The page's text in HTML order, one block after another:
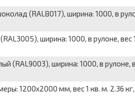
(RAL8017), ширина: 1000, в
ширина: 1000, в рулоне, вес
(RAL9003), ширина: 1000, в рулоне,
1200x2000 мм, вес 1 кв. м. 2.36 кг,